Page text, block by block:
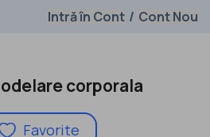
Intră în Cont / Cont Nou
corporala
Favorite